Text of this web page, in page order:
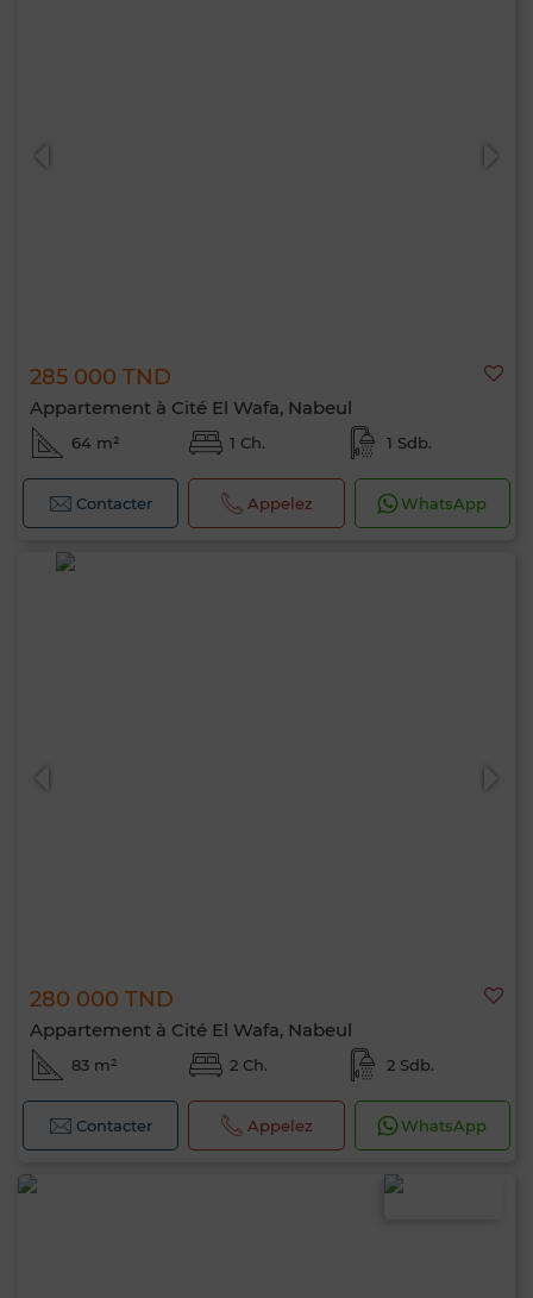
285 000 TND
Appartement à Cité El Wafa, Nabeul
64 m² 1 Ch. 1 Sdb.
Contacter Appelez WhatsApp
280 000 TND
Appartement à Cité El Wafa, Nabeul
83 m² 2 Ch. 2 Sdb.
Contacter Appelez WhatsApp